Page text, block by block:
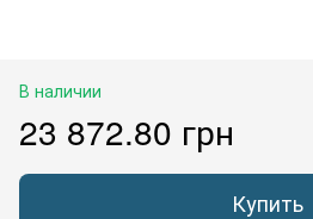
В наличии
23 872.80 грн
Купить